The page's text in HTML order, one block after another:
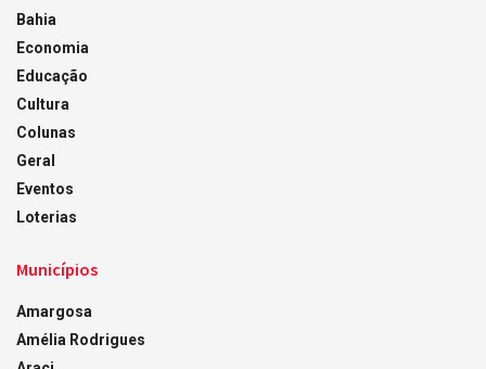
Bahia
Economia
Educação
Cultura
Colunas
Geral
Eventos
Loterias
Municípios
Amargosa
Amélia Rodrigues